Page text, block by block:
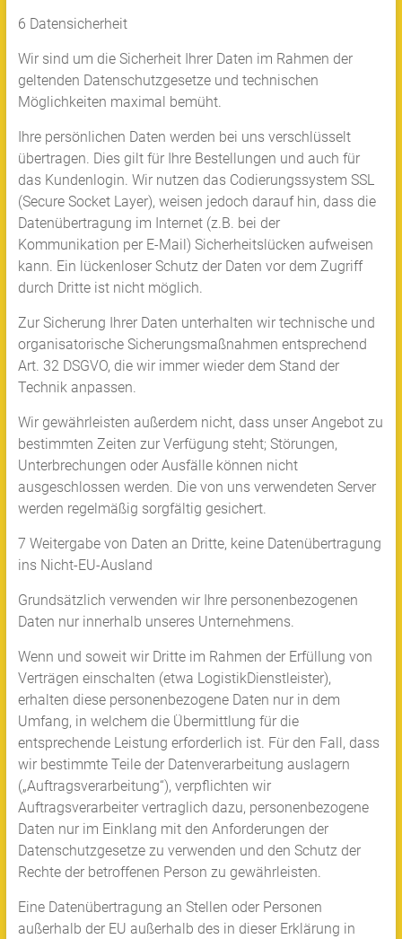
6 Datensicherheit
Wir sind um die Sicherheit Ihrer Daten im Rahmen der
geltenden Datenschutzgesetze und technischen
Möglichkeiten maximal bemüht.
Ihre persönlichen Daten werden bei uns verschlüsselt
übertragen. Dies gilt für Ihre Bestellungen und auch für
das Kundenlogin. Wir nutzen das Codierungssystem SSL
(Secure Socket Layer), weisen jedoch darauf hin, dass die
Datenübertragung im Internet (z.B. bei der
Kommunikation per E-Mail) Sicherheitslücken aufweisen
kann. Ein lückenloser Schutz der Daten vor dem Zugriff
durch Dritte ist nicht möglich.
Zur Sicherung Ihrer Daten unterhalten wir technische und
organisatorische Sicherungsmaßnahmen entsprechend
Art. 32 DSGVO, die wir immer wieder dem Stand der
Technik anpassen.
Wir gewährleisten außerdem nicht, dass unser Angebot zu
bestimmten Zeiten zur Verfügung steht; Störungen,
Unterbrechungen oder Ausfälle können nicht
ausgeschlossen werden. Die von uns verwendeten Server
werden regelmäßig sorgfältig gesichert.
7 Weitergabe von Daten an Dritte, keine Datenübertragung
ins Nicht-EU-Ausland
Grundsätzlich verwenden wir Ihre personenbezogenen
Daten nur innerhalb unseres Unternehmens.
Wenn und soweit wir Dritte im Rahmen der Erfüllung von
Verträgen einschalten (etwa LogistikDienstleister),
erhalten diese personenbezogene Daten nur in dem
Umfang, in welchem die Übermittlung für die
entsprechende Leistung erforderlich ist. Für den Fall, dass
wir bestimmte Teile der Datenverarbeitung auslagern
(„Auftragsverarbeitung“), verpflichten wir
Auftragsverarbeiter vertraglich dazu, personenbezogene
Daten nur im Einklang mit den Anforderungen der
Datenschutzgesetze zu verwenden und den Schutz der
Rechte der betroffenen Person zu gewährleisten.
Eine Datenübertragung an Stellen oder Personen
außerhalb der EU außerhalb des in dieser Erklärung in